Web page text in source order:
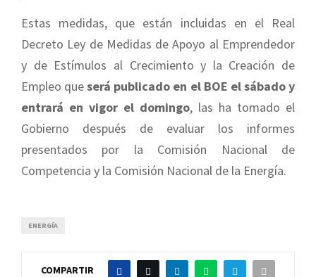
Estas medidas, que están incluidas en el Real
Decreto Ley de Medidas de Apoyo al Emprendedor
y de Estímulos al Crecimiento y la Creación de
Empleo queserá publicado en el BOE el sábado y
entrará en vigor el domingo, las ha tomado el
Gobierno después de evaluar los informes
presentados por la Comisión Nacional de
Competencia y la Comisión Nacional de la Energía.
ENERGÍA
COMPARTIR